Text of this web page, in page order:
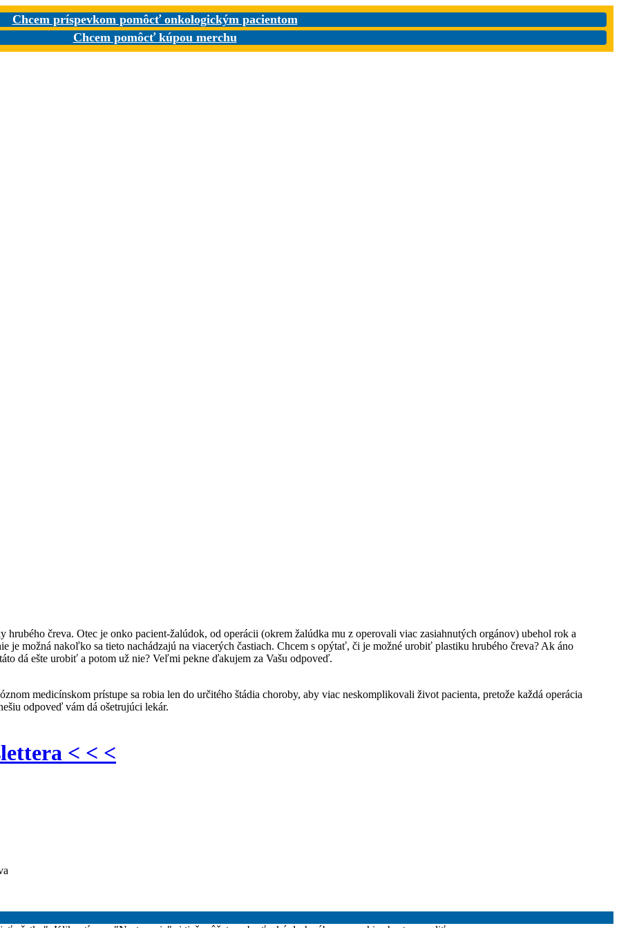
Chcem príspevkom pomôcť onkologickým pacientom
Chcem pomôcť kúpou merchu
čreva. Otec je onko pacient-žalúdok, od operácii (okrem žalúdka mu z operovali viac zasiahnutých orgánov) ubehol rok a
je možná nakoľko sa tieto nachádzajú na viacerých častiach. Chcem s opýtať, či je možné urobiť plastiku hrubého čreva? Ak áno
dá ešte urobiť a potom už nie? Veľmi pekne ďakujem za Vašu odpoveď.
medicínskom prístupe sa robia len do určitého štádia choroby, aby viac neskomplikovali život pacienta, pretože každá operácia
odpoveď vám dá ošetrujúci lekár.
< < <